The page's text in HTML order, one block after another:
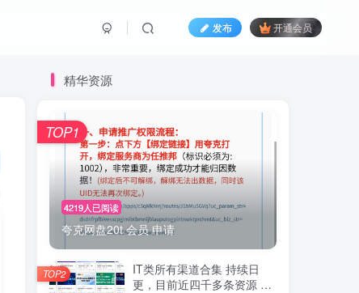
发布 开通会员
精华资源
4219人已阅读
夸克网盘20t 会员 申请
TOP1
IT类所有渠道合集 持续日
更，目前近四千多条资源 年
TOP2